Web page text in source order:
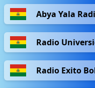
Abya Yala
Radio
Radio Exito